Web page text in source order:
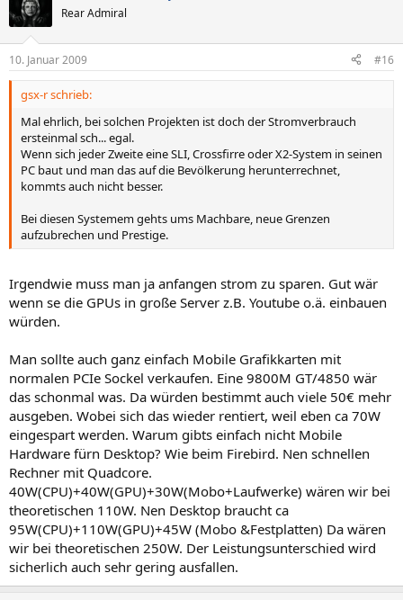
Rear Admiral
10. Januar 2009 #16
gsx-r schrieb:
Mal ehrlich, bei solchen Projekten ist doch der Stromverbrauch
ersteinmal sch... egal.
Wenn sich jeder Zweite eine SLI, Crossfirre oder X2-System in seinen
PC baut und man das auf die Bevölkerung herunterrechnet,
kommts auch nicht besser.
Bei diesen Systemem gehts ums Machbare, neue Grenzen
aufzubrechen und Prestige.
Irgendwie muss man ja anfangen strom zu sparen. Gut wär
wenn se die GPUs in große Server z.B. Youtube o.ä. einbauen
würden.
Man sollte auch ganz einfach Mobile Grafikkarten mit
normalen PCIe Sockel verkaufen. Eine 9800M GT/4850 wär
das schonmal was. Da würden bestimmt auch viele 50€ mehr
ausgeben. Wobei sich das wieder rentiert, weil eben ca 70W
eingespart werden. Warum gibts einfach nicht Mobile
Hardware fürn Desktop? Wie beim Firebird. Nen schnellen
Rechner mit Quadcore.
40W(CPU)+40W(GPU)+30W(Mobo+Laufwerke) wären wir bei
theoretischen 110W. Nen Desktop braucht ca
95W(CPU)+110W(GPU)+45W (Mobo &Festplatten) Da wären
wir bei theoretischen 250W. Der Leistungsunterschied wird
sicherlich auch sehr gering ausfallen.